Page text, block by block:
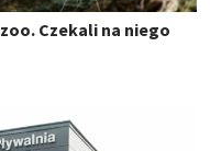
Czekali na niego